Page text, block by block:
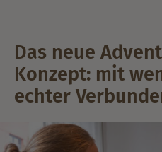
Das neue
Konzept: mit
echter